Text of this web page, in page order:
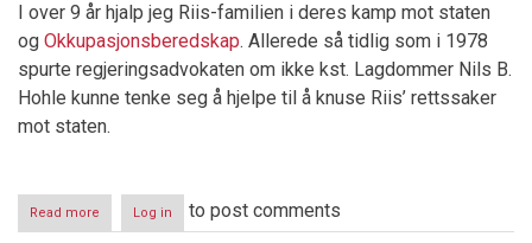
I over 9 år hjalp jeg Riis-familien i deres kamp mot staten
og Okkupasjonsberedskap. Allerede så tidlig som i 1978
spurte regjeringsadvokaten om ikke kst. Lagdommer Nils B.
Hohle kunne tenke seg å hjelpe til å knuse Riis’ rettssaker
mot staten.
Read more
Først
Log in to post comments